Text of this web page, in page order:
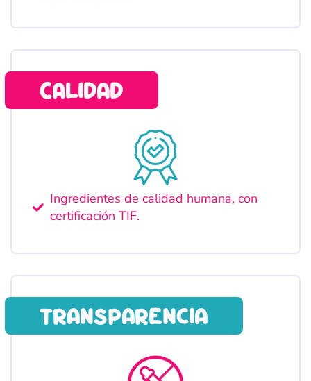
Calidad
Ingredientes de calidad humana, con
certificación TIF.
transparencia